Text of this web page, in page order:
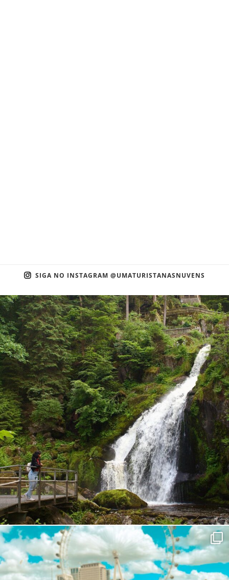
SIGA NO INSTAGRAM @UMATURISTANASNUVENS